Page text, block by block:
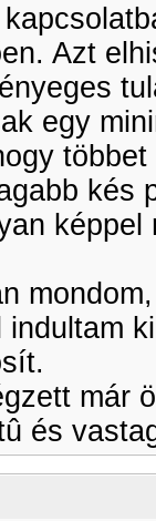
Azt
egy
kés
indultam
már
és